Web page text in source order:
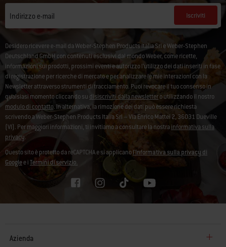
Indirizzo e-mail Iscriviti
Desidero ricevere e-mail da Weber-Stephen Products Italia Srl e Weber-Stephen
Deutschland GmbH con contenuti esclusivi dal mondo Weber, come ricette,
informazioni sui prodotti, prossimi eventi e autorizzo l’utilizzo dei dati inseriti in fase
di registrazione per ricerche di mercato e per analizzare le mie interazioni con la
Newsletter attraverso strumenti di tracciamento. Puoi revocare il tuo consenso in
qualsiasi momento cliccando su disiscriviti dalla newslettero utilizzando il nostro
modulo di contatto. In alternativa, la rimozione dei dati può essere richiesta
scrivendo a Weber-Stephen Products Italia Srl – Via Enrico Mattei 2, 36031 Dueville
(VI). Per maggiori informazioni, ti invitiamo a consultare la nostra informativa sulla
privacy.
Questo sito è protetto da reCAPTCHA e si applicanol'Informativa sulla privacy di
Googlee iTermini di servizio.
Azienda